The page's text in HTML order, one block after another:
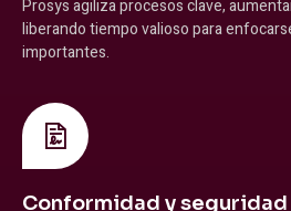
Prosys agiliza procesos clave,
liberando tiempo valioso para
importantes.
Conformidad y seguridad